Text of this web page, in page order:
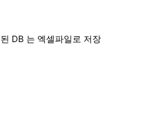
DB 는 엑셀파일로 저장